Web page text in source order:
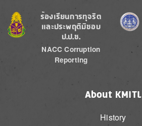
Image
ร้องเรียนการทุจริต
และประพฤติมิชอบ
ป.ป.ช.
NACC Corruption
Reporting
Image
About KMITL
History